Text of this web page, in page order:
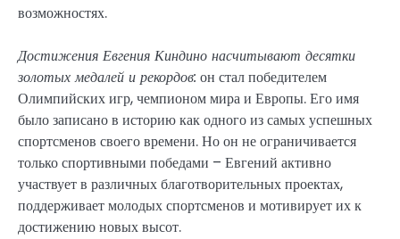
возможностях.
Достижения Евгения Киндино насчитывают десятки
золотых медалей и рекордов: он стал победителем
Олимпийских игр, чемпионом мира и Европы. Его имя
было записано в историю как одного из самых успешных
спортсменов своего времени. Но он не ограничивается
только спортивными победами – Евгений активно
участвует в различных благотворительных проектах,
поддерживает молодых спортсменов и мотивирует их к
достижению новых высот.